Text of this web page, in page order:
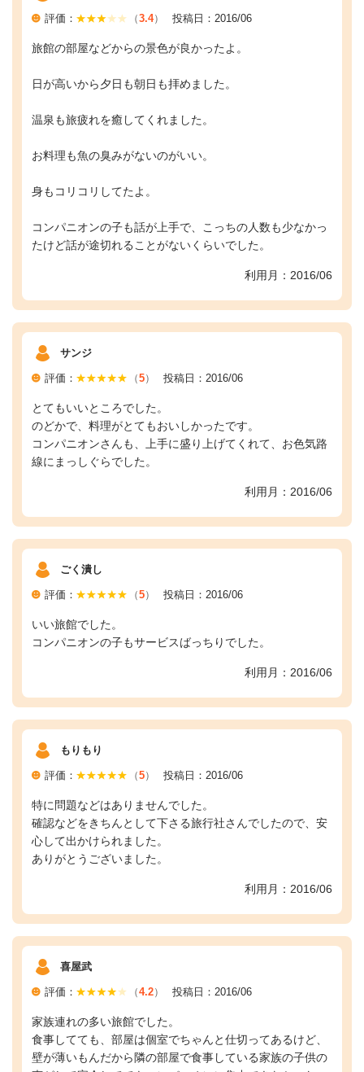
評価： （3.4） 投稿日：2016/06
旅館の部屋などからの景色が良かったよ。
日が高いから夕日も朝日も拝めました。
温泉も旅疲れを癒してくれました。
お料理も魚の臭みがないのがいい。
身もコリコリしてたよ。
コンパニオンの子も話が上手で、こっちの人数も少なかっ
たけど話が途切れることがないくらいでした。
利用月：2016/06
サンジ
評価： （5） 投稿日：2016/06
とてもいいところでした。
のどかで、料理がとてもおいしかったです。
コンパニオンさんも、上手に盛り上げてくれて、お色気路
線にまっしぐらでした。
利用月：2016/06
ごく潰し
評価： （5） 投稿日：2016/06
いい旅館でした。
コンパニオンの子もサービスばっちりでした。
利用月：2016/06
もりもり
評価： （5） 投稿日：2016/06
特に問題などはありませんでした。
確認などをきちんとして下さる旅行社さんでしたので、安
心して出かけられました。
ありがとうございました。
利用月：2016/06
喜屋武
評価： （4.2） 投稿日：2016/06
家族連れの多い旅館でした。
食事してても、部屋は個室でちゃんと仕切ってあるけど、
壁が薄いもんだから隣の部屋で食事している家族の子供の